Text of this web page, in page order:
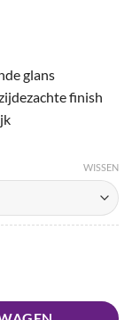
glans
finish
WISSEN